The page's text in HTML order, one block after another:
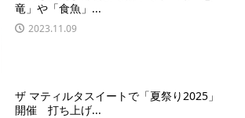
竜」や「食魚」...
2023.11.09
ザ マティルタスイートで「夏祭り2025」
開催 打ち上げ...